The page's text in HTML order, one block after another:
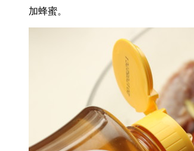
加蜂蜜。